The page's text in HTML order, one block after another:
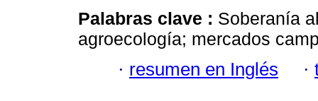
Palabras clave : Soberanía
agroecología; mercados
· resumen en Inglés ·